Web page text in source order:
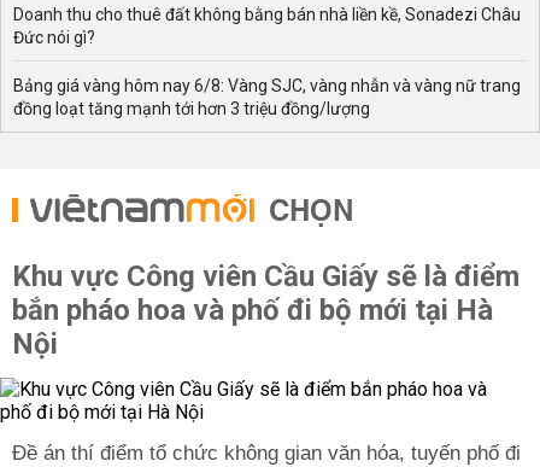
Doanh thu cho thuê đất không bằng bán nhà liền kề, Sonadezi Châu
Đức nói gì?
Bảng giá vàng hôm nay 6/8: Vàng SJC, vàng nhẫn và vàng nữ trang
đồng loạt tăng mạnh tới hơn 3 triệu đồng/lượng
CHỌN
Khu vực Công viên Cầu Giấy sẽ là điểm
bắn pháo hoa và phố đi bộ mới tại Hà
Nội
Đề án thí điểm tổ chức không gian văn hóa, tuyến phố đi